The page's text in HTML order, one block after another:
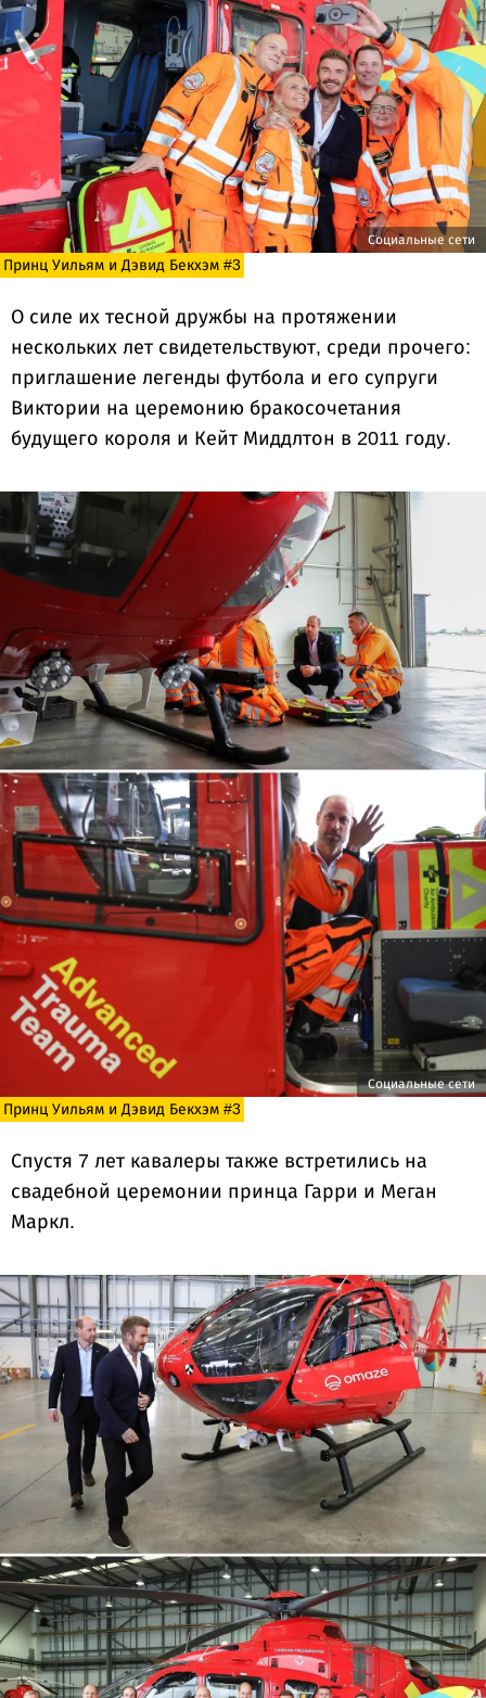
Социальные сети
Принц Уильям и Дэвид Бекхэм #3
О силе их тесной дружбы на протяжении
нескольких лет свидетельствуют, среди прочего:
приглашение легенды футбола и его супруги
Виктории на церемонию бракосочетания
будущего короля и Кейт Миддлтон в 2011 году.
Социальные сети
Принц Уильям и Дэвид Бекхэм #3
Спустя 7 лет кавалеры также встретились на
свадебной церемонии принца Гарри и Меган
Маркл.